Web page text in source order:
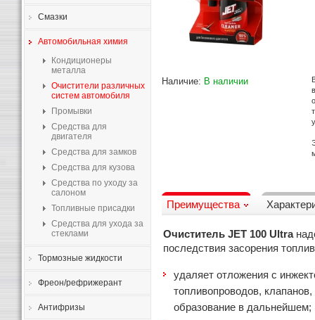
Смазки
Автомобильная химия
Кондиционеры
металла
Очистители различных
систем автомобиля
Промывки
Средства для
двигателя
Средства для замков
Средства для кузова
Средства по уходу за
салоном
Топливные присадки
Средства для ухода за
стеклами
Тормозные жидкости
Фреон/рефрижерант
Антифризы
Наличие: В наличии
Преимущества
Очиститель JET 100 Ultra
последствия засорения
удаляет отложения с
топливопроводов,
образование в дальнейшем;